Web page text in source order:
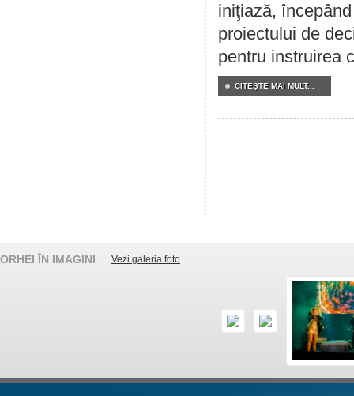
iniţiază,
proiectului de
pentru instruirea
CITEŞTE MAI MULT...
ORHEI ÎN IMAGINI Vezi galeria foto